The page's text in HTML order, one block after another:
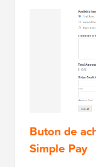
Buton de
Simple Pay